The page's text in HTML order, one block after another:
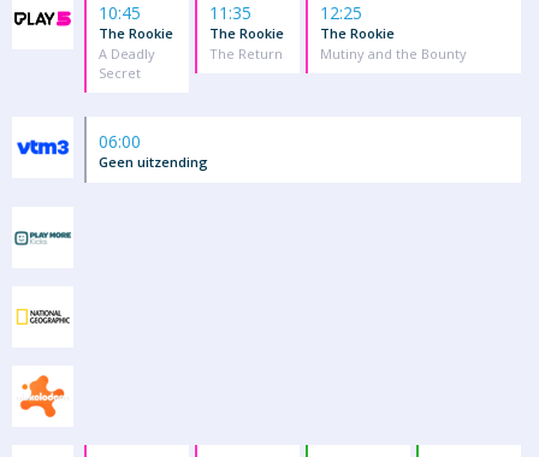
10:45
The Rookie
A Deadly
Secret
11:35
The Rookie
The Return
12:25
The Rookie
Mutiny and the Bounty
06:00
Geen uitzending